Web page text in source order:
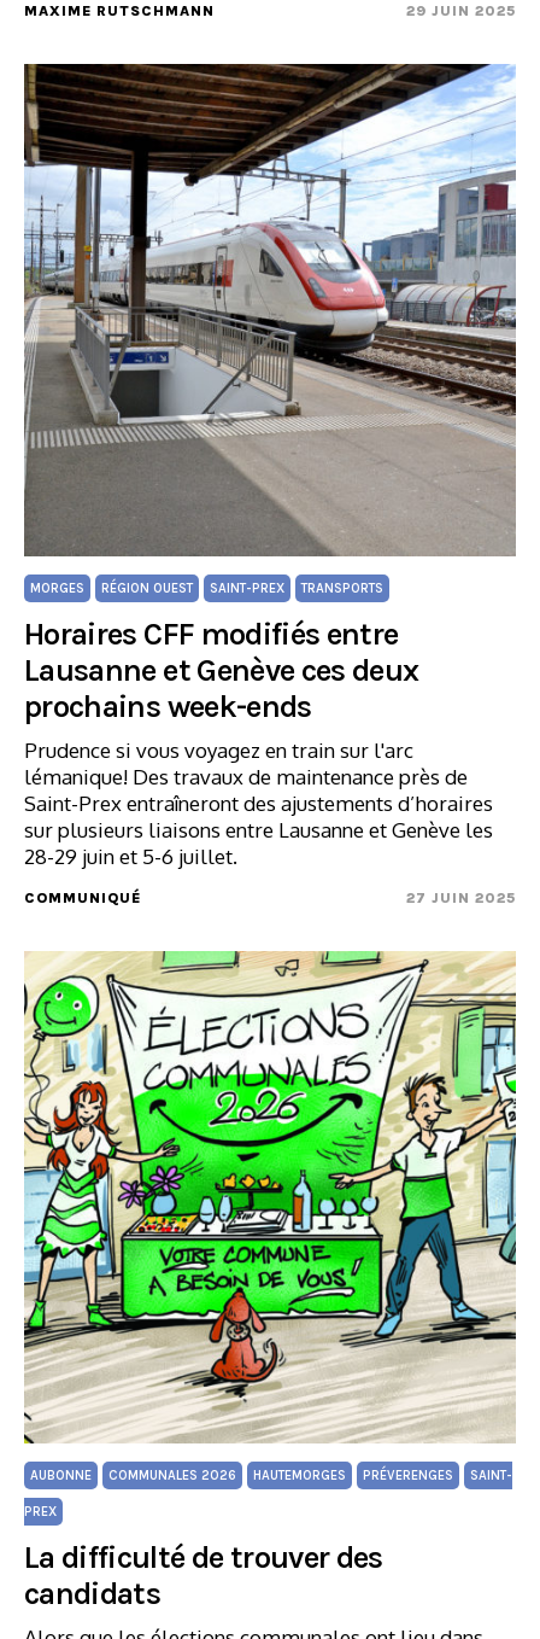
MAXIME RUTSCHMANN 29 JUIN 2025
MORGES RÉGION OUEST SAINT-PREX TRANSPORTS
Horaires CFF modifiés entre
Lausanne et Genève ces deux
prochains week-ends
Prudence si vous voyagez en train sur l'arc
lémanique! Des travaux de maintenance près de
Saint-Prex entraîneront des ajustements d’horaires
sur plusieurs liaisons entre Lausanne et Genève les
28-29 juin et 5-6 juillet.
COMMUNIQUÉ 27 JUIN 2025
AUBONNE COMMUNALES 2026 HAUTEMORGES PRÉVERENGES SAINT-
PREX
La difficulté de trouver des
candidats